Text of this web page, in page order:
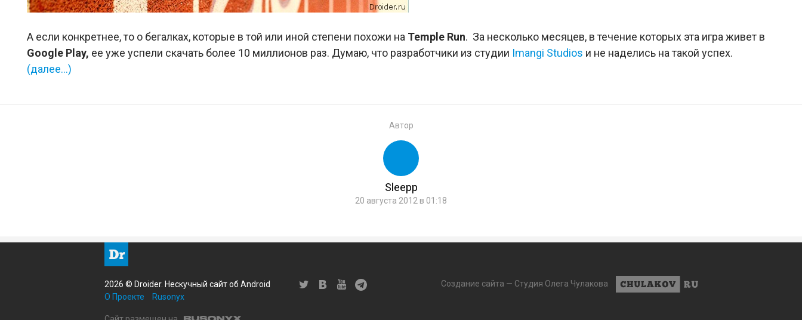
А если конкретнее, то о бегалках, которые в той или иной степени похожи на Temple Run. За несколько месяцев, в течение которых эта игра живет в
Google Play, ее уже успели скачать более 10 миллионов раз. Думаю, что разработчики из студии Imangi Studios и не наделись на такой успех.
(далее…)
Автор
Sleepp
20 августа 2012 в 01:18
2026 © Droider. Нескучный сайт об Android
О Проекте
Rusonyx
Создание сайта — Студия Олега Чулакова